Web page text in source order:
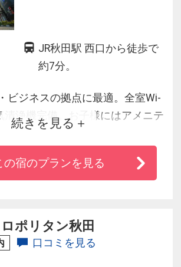
JR秋田駅 西口から徒歩で
約7分。
ビジネスの拠点に最適。全室Wi-
清浄機完備。お子様にはアメニテ
ゼント。JR秋田駅西口空港リム
より徒歩7分。秋田自動車道・秋
20分。駐車場あり
続きを見る
の宿のプランを見る
ポリタン秋田
口コミを見る